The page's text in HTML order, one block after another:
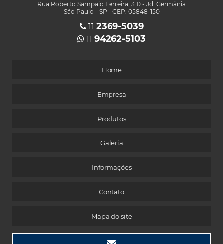
Rua Roberto Sampaio Ferreira, 310 - Jd. Germânia
São Paulo - SP - CEP: 05848-150
11 2369-5039
11 94262-5103
Home
Empresa
Produtos
Galeria
Informações
Contato
Mapa do site